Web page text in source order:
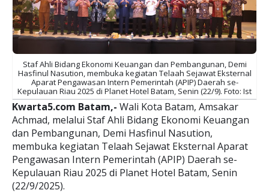
Staf Ahli Bidang Ekonomi Keuangan dan Pembangunan, Demi
Hasfinul Nasution, membuka kegiatan Telaah Sejawat Eksternal
Aparat Pengawasan Intern Pemerintah (APIP) Daerah se-
Kepulauan Riau 2025 di Planet Hotel Batam, Senin (22/9). Foto: Ist
Kwarta5.com Batam,- Wali Kota Batam, Amsakar
Achmad, melalui Staf Ahli Bidang Ekonomi Keuangan
dan Pembangunan, Demi Hasfinul Nasution,
membuka kegiatan Telaah Sejawat Eksternal Aparat
Pengawasan Intern Pemerintah (APIP) Daerah se-
Kepulauan Riau 2025 di Planet Hotel Batam, Senin
(22/9/2025).